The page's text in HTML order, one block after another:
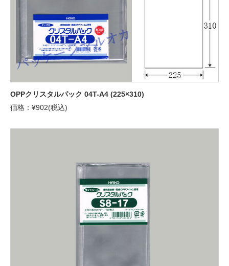
OPPクリスタルパック 04T-A4 (225×310)
価格：¥902(税込)